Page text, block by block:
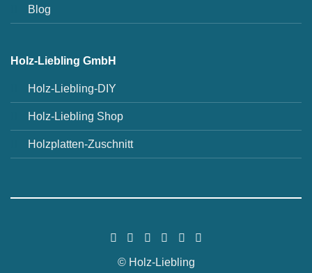
Blog
Holz-Liebling GmbH
Holz-Liebling-DIY
Holz-Liebling Shop
Holzplatten-Zuschnitt
© Holz-Liebling